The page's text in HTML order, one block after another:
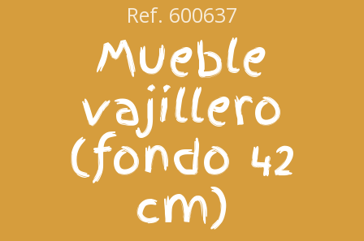
Ref. 600637
Mueble
vajillero
(fondo 42
cm)